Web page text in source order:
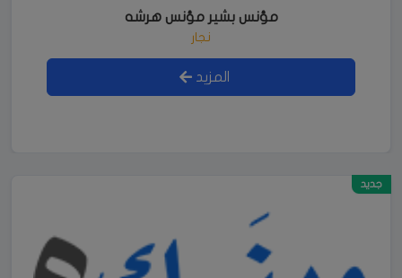
مؤنس بشير مؤنس هرشه
نجار
المزيد
جديد